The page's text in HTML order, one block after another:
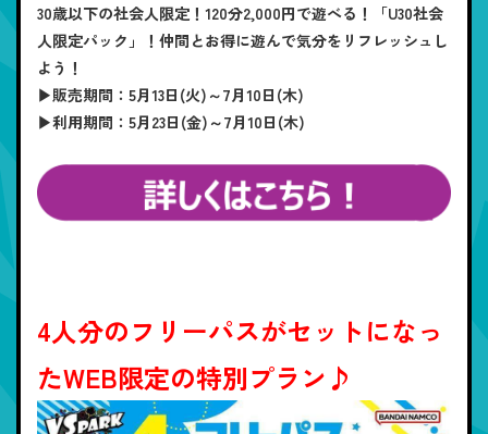
30歳以下の社会人限定！120分2,000円で遊べる！「U30社会
人限定パック」！仲間とお得に遊んで気分をリフレッシュし
よう！
▶販売期間：5月13日(火)～7月10日(木)
▶利用期間：5月23日(金)～7月10日(木)
4人分のフリーパスがセットになっ
たWEB限定の特別プラン♪